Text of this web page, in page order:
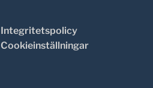
Integritetspolicy
Cookieinställningar